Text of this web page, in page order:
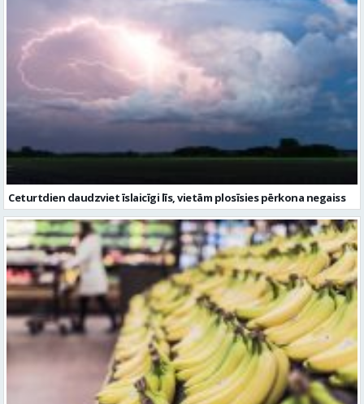
Ceturtdien daudzviet īslaicīgi līs, vietām plosīsies pērkona negaiss